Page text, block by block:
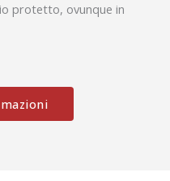
protetto, ovunque in